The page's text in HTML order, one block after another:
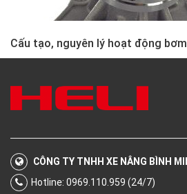
Cấu tạo, nguyên lý hoạt động
CÔNG TY TNHH XE NÂNG BÌNH
Hotline: 0969.110.959 (24/7)